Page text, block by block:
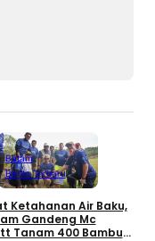
Batam
Berita Terbaru
Ketahanan Air Baku,
Gandeng Mc
Tanam 400 Bambu